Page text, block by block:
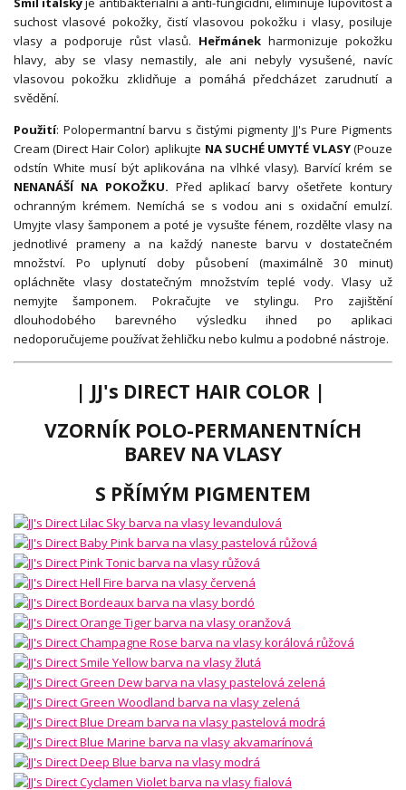
suchost vlasové pokožky, čistí vlasovou pokožku i vlasy, posiluje
vlasy a podporuje růst vlasů. Heřmánekharmonizuje pokožku
hlavy, aby se vlasy nemastily, ale ani nebyly vysušené, navíc
vlasovou pokožku zklidňuje a pomáhá předcházet zarudnutí a
svědění.
Použití: Polopermantní barvu s čistými pigmenty JJ's Pure Pigments
Cream (Direct Hair Color) aplikujte NA SUCHÉ UMYTÉ VLASY(Pouze
odstín White musí být aplikována na vlhké vlasy). Barvící krém se
NENANÁŠÍ NA POKOŽKU. Před aplikací barvy ošetřete kontury
ochranným krémem. Nemíchá se s vodou ani s oxidační emulzí.
Umyjte vlasy šamponem a poté je vysušte fénem, rozdělte vlasy na
jednotlivé prameny a na každý naneste barvu v dostatečném
množství. Po uplynutí doby působení (maximálně 30 minut)
opláchněte vlasy dostatečným množstvím teplé vody. Vlasy už
nemyjte šamponem. Pokračujte ve stylingu. Pro zajištění
dlouhodobého barevného výsledku ihned po aplikaci
nedoporučujeme používat žehličku nebo kulmu a podobné nástroje.
| JJ's DIRECT HAIR COLOR |
VZORNÍK POLO-PERMANENTNÍCH
BAREV NA VLASY
S PŘÍMÝM PIGMENTEM